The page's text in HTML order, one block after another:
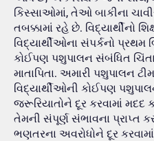
કિસ્સાઓમાં, તેઓ બાકીના
તબક્કામાં રહે છે. વિદ્યાર્થીનો
વિદ્યાર્થીઓના સંપર્કનો
કોઈપણ પશુપાલન સંબંધિત
માતાપિતા. અમારી પશુપાલન ટીમ
વિદ્યાર્થીઓની કોઈપણ
જરૂરિયાતોને દૂર કરવામાં
તેમની સંપૂર્ણ સંભાવના પ્રાપ્ત
ભણતરના અવરોધોને દૂર